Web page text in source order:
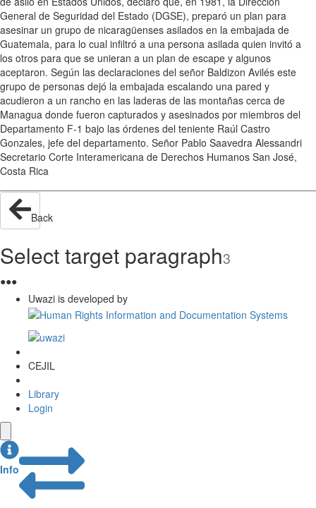
General de Seguridad del Estado (DGSE), preparó un plan para
asesinar un grupo de nicaragüenses asilados en la embajada de
Guatemala, para lo cual infiltró a una persona asilada quien invitó a
los otros para que se unieran a un plan de escape y algunos
aceptaron. Según las declaraciones del señor Baldizon Avilés este
grupo de personas dejó la embajada escalando una pared y
acudieron a un rancho en las laderas de las montañas cerca de
Managua donde fueron capturados y asesinados por miembros del
Departamento F-1 bajo las órdenes del teniente Raúl Castro
Gonzales, jefe del departamento. Señor Pablo Saavedra Alessandri
Secretario Corte Interamericana de Derechos Humanos San José,
Costa Rica
Back
Select target paragraph3
●●●
Uwazi is developed by
CEJIL
Library
Login
Info